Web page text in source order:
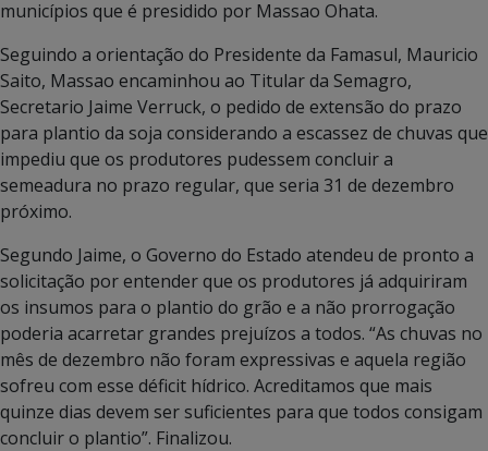
municípios que é presidido por Massao Ohata.
Seguindo a orientação do Presidente da Famasul, Mauricio
Saito, Massao encaminhou ao Titular da Semagro,
Secretario Jaime Verruck, o pedido de extensão do prazo
para plantio da soja considerando a escassez de chuvas que
impediu que os produtores pudessem concluir a
semeadura no prazo regular, que seria 31 de dezembro
próximo.
Segundo Jaime, o Governo do Estado atendeu de pronto a
solicitação por entender que os produtores já adquiriram
os insumos para o plantio do grão e a não prorrogação
poderia acarretar grandes prejuízos a todos. “As chuvas no
mês de dezembro não foram expressivas e aquela região
sofreu com esse déficit hídrico. Acreditamos que mais
quinze dias devem ser suficientes para que todos consigam
concluir o plantio”. Finalizou.